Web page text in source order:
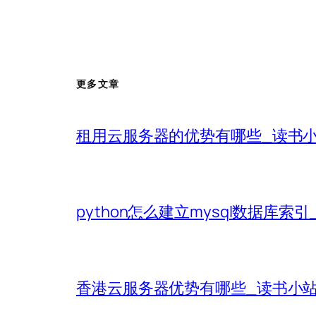
更多文章
租用云服务器的优势有哪些_读书
python怎么建立mysql数据库索引
香港云服务器优势有哪些_读书小